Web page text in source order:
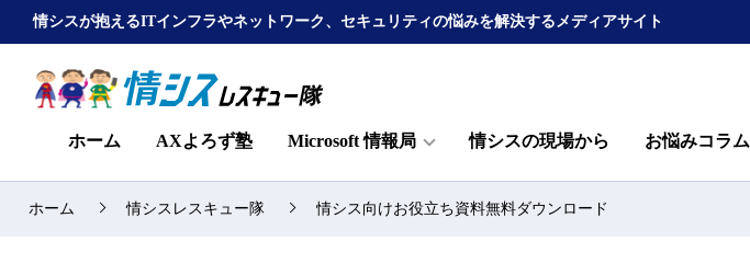
情シスが抱えるITインフラやネットワーク、セキュリティの悩みを解決するメディアサイト
ホーム AXよろず塾 Microsoft 情報局 情シスの現場から お悩みコラム
ホーム 情シスレスキュー隊 情シス向けお役立ち資料無料ダウンロード